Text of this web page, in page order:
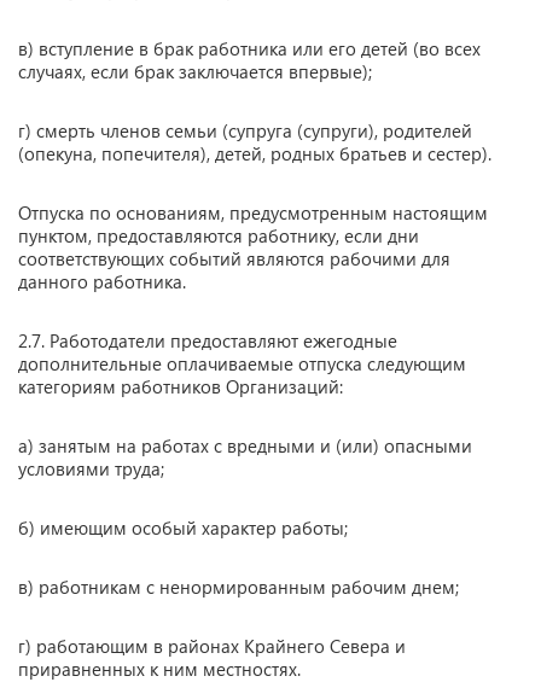
в) вступление в брак работника или его детей (во всех
случаях, если брак заключается впервые);
г) смерть членов семьи (супруга (супруги), родителей
(опекуна, попечителя), детей, родных братьев и сестер).
Отпуска по основаниям, предусмотренным настоящим
пунктом, предоставляются работнику, если дни
соответствующих событий являются рабочими для
данного работника.
2.7. Работодатели предоставляют ежегодные
дополнительные оплачиваемые отпуска следующим
категориям работников Организаций:
а) занятым на работах с вредными и (или) опасными
условиями труда;
б) имеющим особый характер работы;
в) работникам с ненормированным рабочим днем;
г) работающим в районах Крайнего Севера и
приравненных к ним местностях.